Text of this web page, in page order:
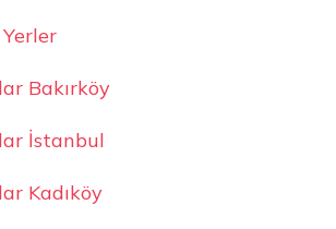
Bakırköy
İstanbul
Kadıköy